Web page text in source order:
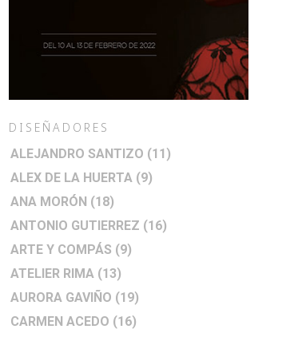
DISEÑADORES
ALEJANDRO SANTIZO (11)
ALEX DE LA HUERTA (9)
ANA MORÓN (18)
ANTONIO GUTIERREZ (16)
ARTE Y COMPÁS (9)
ATELIER RIMA (13)
AURORA GAVIÑO (19)
CARMEN ACEDO (16)